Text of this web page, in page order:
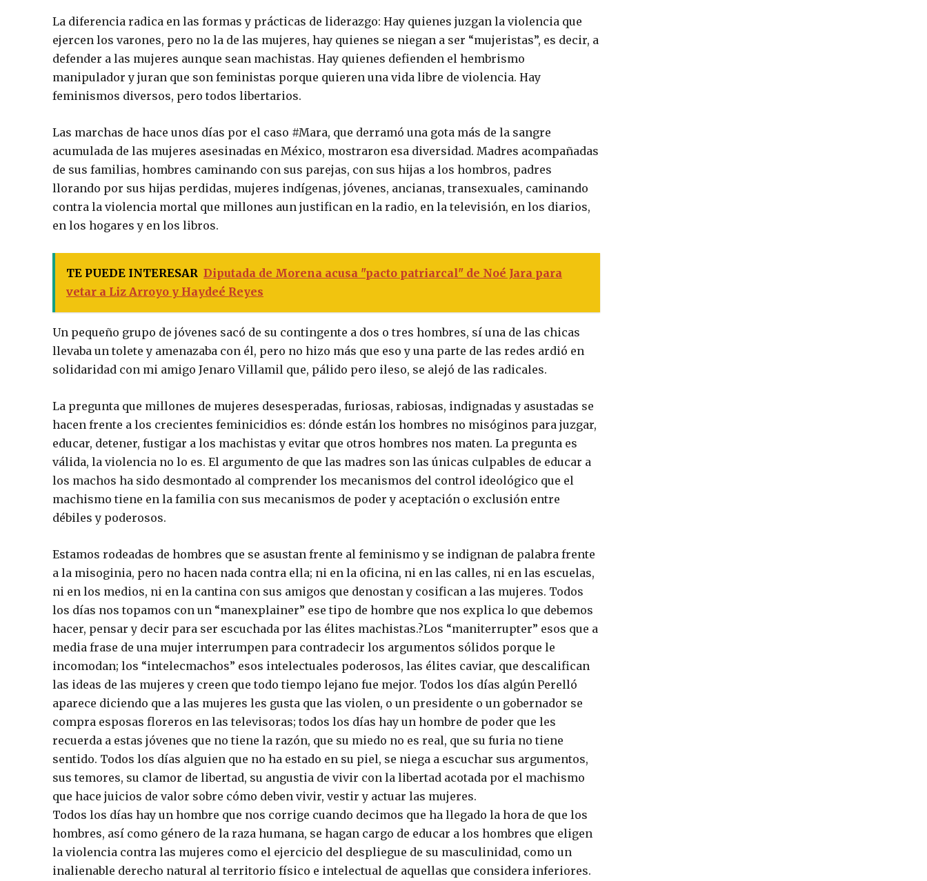
La diferencia radica en las formas y prácticas de liderazgo: Hay quienes juzgan la violencia que
ejercen los varones, pero no la de las mujeres, hay quienes se niegan a ser “mujeristas”, es decir, a
defender a las mujeres aunque sean machistas. Hay quienes defienden el hembrismo
manipulador y juran que son feministas porque quieren una vida libre de violencia. Hay
feminismos diversos, pero todos libertarios.
Las marchas de hace unos días por el caso #Mara, que derramó una gota más de la sangre
acumulada de las mujeres asesinadas en México, mostraron esa diversidad. Madres acompañadas
de sus familias, hombres caminando con sus parejas, con sus hijas a los hombros, padres
llorando por sus hijas perdidas, mujeres indígenas, jóvenes, ancianas, transexuales, caminando
contra la violencia mortal que millones aun justifican en la radio, en la televisión, en los diarios,
en los hogares y en los libros.
TE PUEDE INTERESAR Diputada de Morena acusa "pacto patriarcal" de Noé Jara para
vetar a Liz Arroyo y Haydeé Reyes
Un pequeño grupo de jóvenes sacó de su contingente a dos o tres hombres, sí una de las chicas
llevaba un tolete y amenazaba con él, pero no hizo más que eso y una parte de las redes ardió en
solidaridad con mi amigo Jenaro Villamil que, pálido pero ileso, se alejó de las radicales.
La pregunta que millones de mujeres desesperadas, furiosas, rabiosas, indignadas y asustadas se
hacen frente a los crecientes feminicidios es: dónde están los hombres no misóginos para juzgar,
educar, detener, fustigar a los machistas y evitar que otros hombres nos maten. La pregunta es
válida, la violencia no lo es. El argumento de que las madres son las únicas culpables de educar a
los machos ha sido desmontado al comprender los mecanismos del control ideológico que el
machismo tiene en la familia con sus mecanismos de poder y aceptación o exclusión entre
débiles y poderosos.
Estamos rodeadas de hombres que se asustan frente al feminismo y se indignan de palabra frente
a la misoginia, pero no hacen nada contra ella; ni en la oficina, ni en las calles, ni en las escuelas,
ni en los medios, ni en la cantina con sus amigos que denostan y cosifican a las mujeres. Todos
los días nos topamos con un “manexplainer” ese tipo de hombre que nos explica lo que debemos
hacer, pensar y decir para ser escuchada por las élites machistas.?Los “maniterrupter” esos que a
media frase de una mujer interrumpen para contradecir los argumentos sólidos porque le
incomodan; los “intelecmachos” esos intelectuales poderosos, las élites caviar, que descalifican
las ideas de las mujeres y creen que todo tiempo lejano fue mejor. Todos los días algún Perelló
aparece diciendo que a las mujeres les gusta que las violen, o un presidente o un gobernador se
compra esposas floreros en las televisoras; todos los días hay un hombre de poder que les
recuerda a estas jóvenes que no tiene la razón, que su miedo no es real, que su furia no tiene
sentido. Todos los días alguien que no ha estado en su piel, se niega a escuchar sus argumentos,
sus temores, su clamor de libertad, su angustia de vivir con la libertad acotada por el machismo
que hace juicios de valor sobre cómo deben vivir, vestir y actuar las mujeres.
Todos los días hay un hombre que nos corrige cuando decimos que ha llegado la hora de que los
hombres, así como género de la raza humana, se hagan cargo de educar a los hombres que eligen
la violencia contra las mujeres como el ejercicio del despliegue de su masculinidad, como un
inalienable derecho natural al territorio físico e intelectual de aquellas que considera inferiores.